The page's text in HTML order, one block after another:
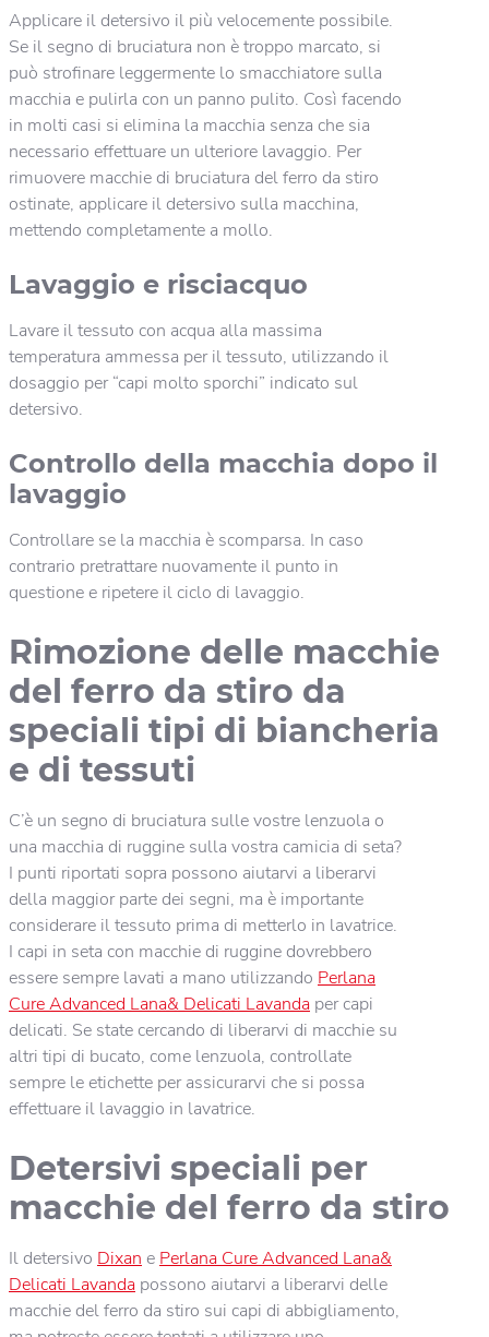
Applicare il detersivo il più velocemente possibile.
Se il segno di bruciatura non è troppo marcato, si
può strofinare leggermente lo smacchiatore sulla
macchia e pulirla con un panno pulito. Così facendo
in molti casi si elimina la macchia senza che sia
necessario effettuare un ulteriore lavaggio. Per
rimuovere macchie di bruciatura del ferro da stiro
ostinate, applicare il detersivo sulla macchina,
mettendo completamente a mollo.
Lavaggio e risciacquo
Lavare il tessuto con acqua alla massima
temperatura ammessa per il tessuto, utilizzando il
dosaggio per “capi molto sporchi” indicato sul
detersivo.
Controllo della macchia dopo il
lavaggio
Controllare se la macchia è scomparsa. In caso
contrario pretrattare nuovamente il punto in
questione e ripetere il ciclo di lavaggio.
Rimozione delle macchie
del ferro da stiro da
speciali tipi di biancheria
e di tessuti
C’è un segno di bruciatura sulle vostre lenzuola o
una macchia di ruggine sulla vostra camicia di seta?
I punti riportati sopra possono aiutarvi a liberarvi
della maggior parte dei segni, ma è importante
considerare il tessuto prima di metterlo in lavatrice.
I capi in seta con macchie di ruggine dovrebbero
essere sempre lavati a mano utilizzando Perlana
Cure Advanced Lana& Delicati Lavanda per capi
delicati. Se state cercando di liberarvi di macchie su
altri tipi di bucato, come lenzuola, controllate
sempre le etichette per assicurarvi che si possa
effettuare il lavaggio in lavatrice.
Detersivi speciali per
macchie del ferro da stiro
Il detersivo Dixan e Perlana Cure Advanced Lana&
Delicati Lavanda possono aiutarvi a liberarvi delle
macchie del ferro da stiro sui capi di abbigliamento,